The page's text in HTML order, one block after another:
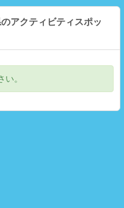
アクティビティスポッ
。